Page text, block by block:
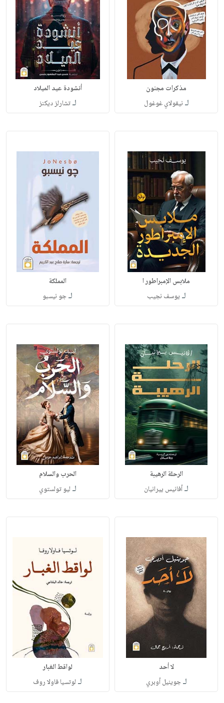
مذكرات مجنون
لـ نيقولاي غوغول
أنشودة عيد الميلاد
لـتشارلز ديكنز
ملابس الإمبراطور ا
لـ يوسف نجيب
المملكة
لـجو نيسبو
الرحلة الرهيبة
لـأفانيس ييرانيان
الحرب والسلام
لـ ليو تولستوي
لا أحد
لـجوينيل أوبري
لواقط الغبار
لـ لوتسيا فاولا روف